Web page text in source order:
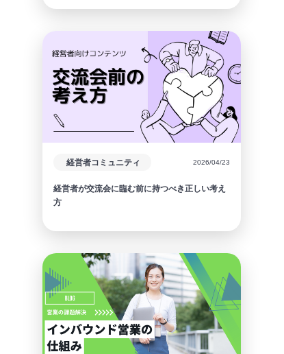
経営者コミュニティ 2026/04/23
経営者が交流会に臨む前に持つべき正しい考え
方